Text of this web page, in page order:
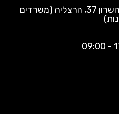
רח' חבצלת השרון 37, הרצליה (משרדים